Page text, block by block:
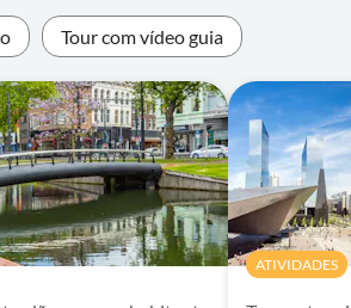
Tour com vídeo guia
ATIVIDADES